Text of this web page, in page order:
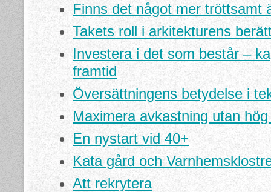
Finns det något mer tröttsamt
Takets roll i arkitekturens
Investera i det som består –
framtid
Översättningens betydelse i
Maximera avkastning utan
En nystart vid 40+
Kata gård och
Att rekrytera